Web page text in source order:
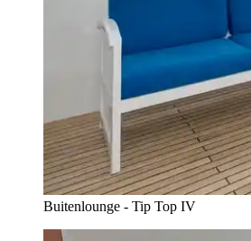
Buitenlounge - Tip Top IV